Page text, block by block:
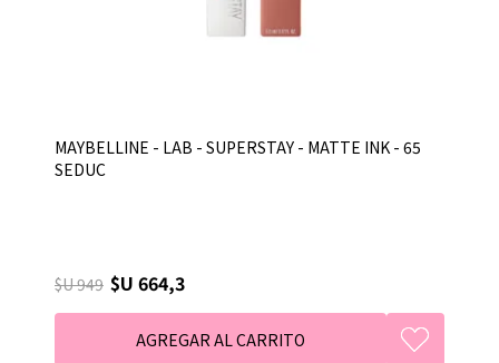
MAYBELLINE - LAB - SUPERSTAY - MATTE INK - 65
SEDUC
$U 949 $U 664,3